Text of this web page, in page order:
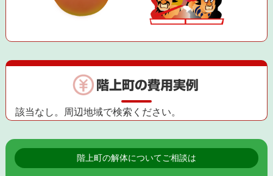
階上町の費用実例
該当なし。周辺地域で検索ください。
階上町の解体についてご相談は